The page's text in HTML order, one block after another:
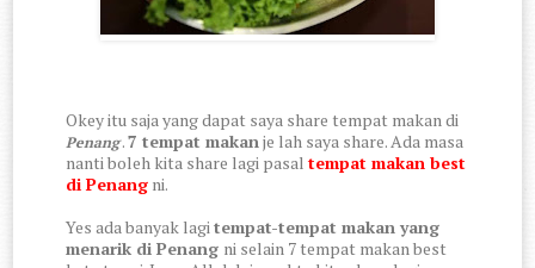
Okey itu saja yang dapat saya share tempat makan di
Penang.7 tempat makanje lah saya share. Ada masa
nanti boleh kita share lagi pasaltempat makan best
di Penang ni.
Yes ada banyak lagitempat-tempat makan yang
menarik di Penang ni selain 7 tempat makan best